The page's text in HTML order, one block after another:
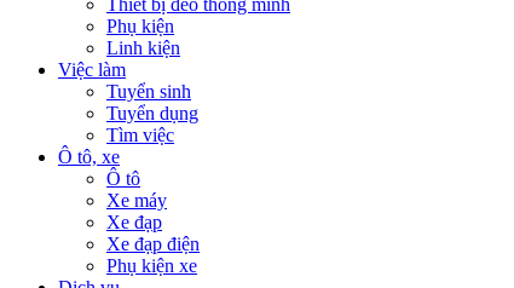
Thiết bị đeo thông minh
Phụ kiện
Linh kiện
Việc làm
Tuyển sinh
Tuyển dụng
Tìm việc
Ô tô, xe
Ô tô
Xe máy
Xe đạp
Xe đạp điện
Phụ kiện xe